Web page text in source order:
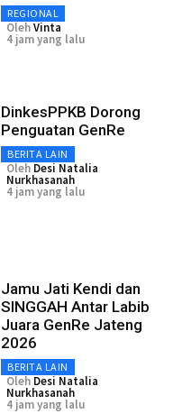
REGIONAL
OlehVinta
4 jam yang lalu
DinkesPPKB Dorong
Penguatan GenRe
BERITA LAIN
Oleh Desi Natalia
Nurkhasanah
4 jam yang lalu
Jamu Jati Kendi dan
SINGGAH Antar Labib
Juara GenRe Jateng
2026
BERITA LAIN
Oleh Desi Natalia
Nurkhasanah
4 jam yang lalu